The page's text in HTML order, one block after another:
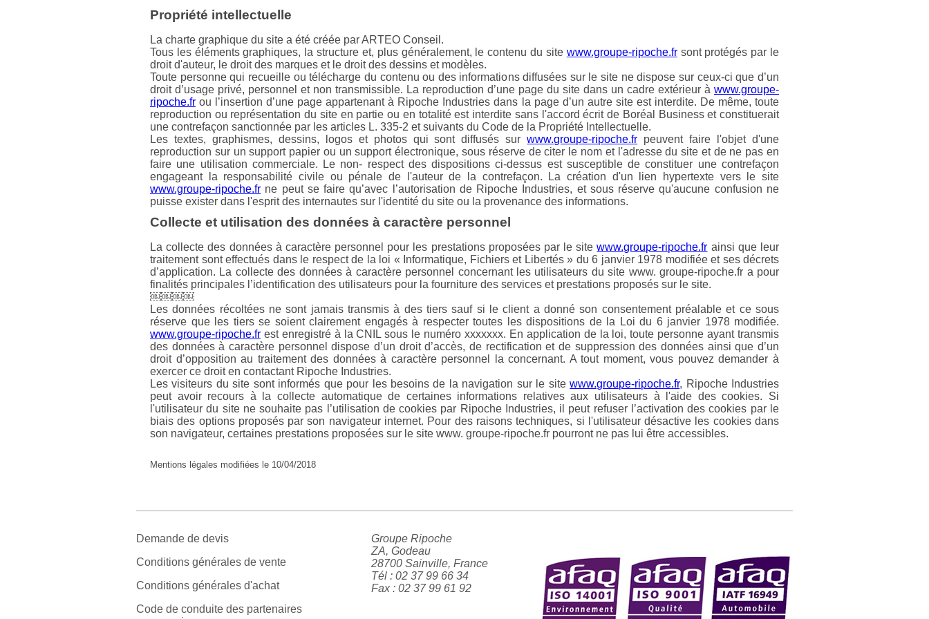
Propriété intellectuelle
La charte graphique du site a été créée par ARTEO Conseil.
Tous les éléments graphiques, la structure et, plus généralement, le contenu du site www.groupe-ripoche.frsont protégés par le
droit d'auteur, le droit des marques et le droit des dessins et modèles.
Toute personne qui recueille ou télécharge du contenu ou des informations diffusées sur le site ne dispose sur ceux-ci que d’un
droit d’usage privé, personnel et non transmissible. La reproduction d’une page du site dans un cadre extérieur à www.groupe-
ripoche.fr ou l’insertion d’une page appartenant à Ripoche Industries dans la page d’un autre site est interdite. De même, toute
reproduction ou représentation du site en partie ou en totalité est interdite sans l'accord écrit de Boréal Business et constituerait
une contrefaçon sanctionnée par les articles L. 335-2 et suivants du Code de la Propriété Intellectuelle.
Les textes, graphismes, dessins, logos et photos qui sont diffusés surwww.groupe-ripoche.fr peuvent faire l'objet d'une
reproduction sur un support papier ou un support électronique, sous réserve de citer le nom et l'adresse du site et de ne pas en
faire une utilisation commerciale. Le non- respect des dispositions ci-dessus est susceptible de constituer une contrefaçon
engageant la responsabilité civile ou pénale de l'auteur de la contrefaçon. La création d'un lien hypertexte vers le site
www.groupe-ripoche.fr ne peut se faire qu’avec l’autorisation de Ripoche Industries, et sous réserve qu'aucune confusion ne
puisse exister dans l'esprit des internautes sur l'identité du site ou la provenance des informations.
Collecte et utilisation des données à caractère personnel
La collecte des données à caractère personnel pour les prestations proposées par le sitewww.groupe-ripoche.fr ainsi que leur
traitement sont effectués dans le respect de la loi « Informatique, Fichiers et Libertés » du 6 janvier 1978 modifiée et ses décrets
d’application. La collecte des données à caractère personnel concernant les utilisateurs du site www. groupe-ripoche.fr a pour
finalités principales l’identification des utilisateurs pour la fourniture des services et prestations proposés sur le site.
￼￼￼￼
Les données récoltées ne sont jamais transmis à des tiers sauf si le client a donné son consentement préalable et ce sous
réserve que les tiers se soient clairement engagés à respecter toutes les dispositions de la Loi du 6 janvier 1978 modifiée.
www.groupe-ripoche.fr est enregistré à la CNIL sous le numéro xxxxxxx. En application de la loi, toute personne ayant transmis
des données à caractère personnel dispose d’un droit d’accès, de rectification et de suppression des données ainsi que d’un
droit d’opposition au traitement des données à caractère personnel la concernant. A tout moment, vous pouvez demander à
exercer ce droit en contactant Ripoche Industries.
Les visiteurs du site sont informés que pour les besoins de la navigation sur le sitewww.groupe-ripoche.fr, Ripoche Industries
peut avoir recours à la collecte automatique de certaines informations relatives aux utilisateurs à l'aide des cookies. Si
l'utilisateur du site ne souhaite pas l’utilisation de cookies par Ripoche Industries, il peut refuser l’activation des cookies par le
biais des options proposés par son navigateur internet. Pour des raisons techniques, si l'utilisateur désactive les cookies dans
son navigateur, certaines prestations proposées sur le site www. groupe-ripoche.fr pourront ne pas lui être accessibles.
Mentions légales modifiées le 10/04/2018
Demande de devis
Conditions générales de vente
Conditions générales d'achat
Code de conduite des partenaires
Groupe Ripoche
ZA, Godeau
28700 Sainville, France
Tél : 02 37 99 66 34
Fax : 02 37 99 61 92